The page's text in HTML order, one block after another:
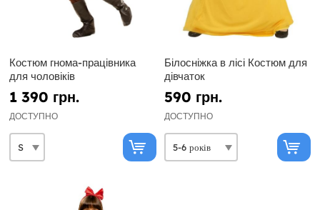
Костюм гнома-працівника
для чоловіків
1 390 грн.
ДОСТУПНО
Білосніжка в лісі Костюм для
дівчаток
590 грн.
ДОСТУПНО